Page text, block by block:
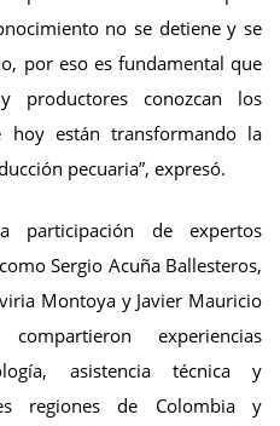
no se detiene y se
por eso es fundamental que
productores conozcan los
hoy están transformando la
pecuaria”, expresó.
de expertos
Sergio Acuña Ballesteros,
Montoya y Javier Mauricio
experiencias
asistencia técnica y
regiones de Colombia y